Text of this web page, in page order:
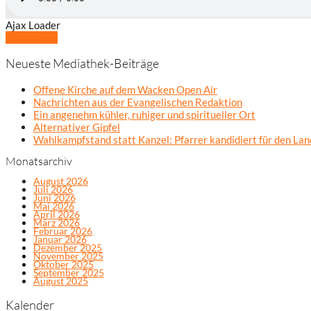
Ajax Loader
Neueste Mediathek-Beiträge
Offene Kirche auf dem Wacken Open Air
Nachrichten aus der Evangelischen Redaktion
Ein angenehm kühler, ruhiger und spiritueller Ort
Alternativer Gipfel
Wahlkampfstand statt Kanzel: Pfarrer kandidiert für den
Monatsarchiv
August 2026
Juli 2026
Juni 2026
Mai 2026
April 2026
März 2026
Februar 2026
Januar 2026
Dezember 2025
November 2025
Oktober 2025
September 2025
August 2025
Kalender